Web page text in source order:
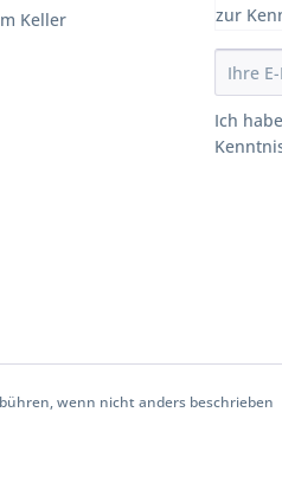
Keller
zur
Ich
wenn nicht anders beschrieben